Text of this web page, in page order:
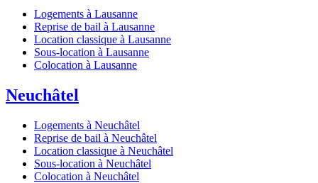
Logements à Lausanne
Reprise de bail à Lausanne
Location classique à Lausanne
Sous-location à Lausanne
Colocation à Lausanne
Neuchâtel
Logements à Neuchâtel
Reprise de bail à Neuchâtel
Location classique à Neuchâtel
Sous-location à Neuchâtel
Colocation à Neuchâtel